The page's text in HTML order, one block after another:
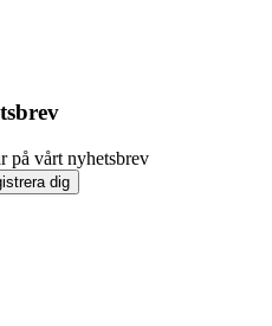
på vårt nyhetsbrev
dig